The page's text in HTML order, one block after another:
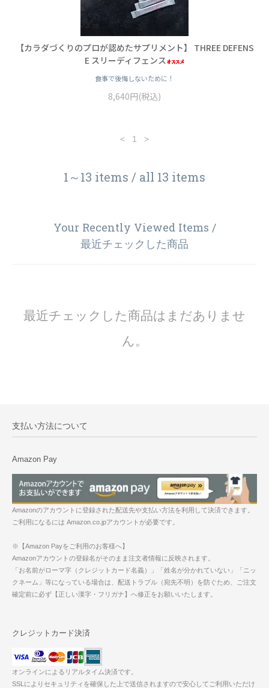
【カラダづくりのプロが認めたサプリメント】 THREE DEFENS
E スリーディフェンス
食事で後悔しないために！
8,640円(税込)
< 1 >
1～13 items / all 13 items
Your Recently Viewed Items /
最近チェックした商品
最近チェックした商品はまだありませ
ん。
支払い方法について
Amazon Pay
Amazonのアカウントに登録された配送先や支払い方法を利用して決済できます。
ご利用になるには Amazon.co.jpアカウントが必要です。
※【Amazon Payをご利用のお客様へ】
Amazonアカウントの登録名がそのまま注文者情報に反映されます。
「お名前がローマ字（クレジットカード名義）」「姓名が分かれていない」「ニッ
クネーム」等になっている場合は、配送トラブル（宛先不明）を防ぐため、ご注文
確定前に必ず【正しい漢字・フリガナ】へ修正をお願いいたします。
クレジットカード決済
オンラインによるリアルタイム決済です。
SSLによりセキュリティを確保した上で送信されますので安心してご利用いただけ